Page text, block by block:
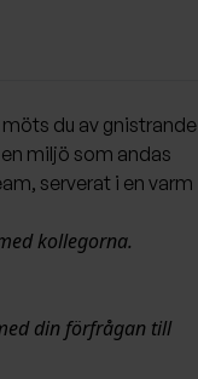
du av gnistrande
miljö som andas
serverat i en varm
kollegorna.
din förfrågan till